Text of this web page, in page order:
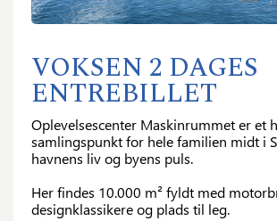
VOKSEN 2 DAGES
ENTREBILLET
Oplevelsescenter Maskinrummet er et
samlingspunkt for hele familien midt i
havnens liv og byens puls.
Her findes 10.000 m² fyldt med
designklassikere og plads til leg.